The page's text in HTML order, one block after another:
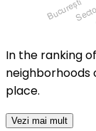
In the ranking
neighborhoods
place.
Vezi mai mult